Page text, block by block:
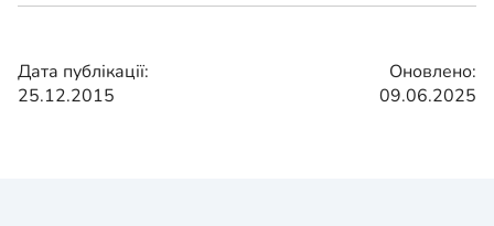
Дата публікації:
25.12.2015
Оновлено:
09.06.2025